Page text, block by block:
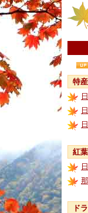
特
紅
ド